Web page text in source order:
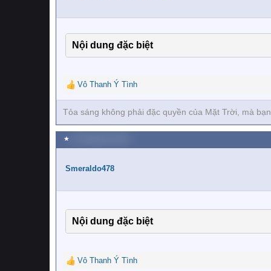
:
Nội dung đặc biệt
R
e
a
t
i
n
Vô Thanh Ý Tình
Tỏa sáng không phải đặc quyền của Mặt Trời, mà
★
Smeraldo478
Nội dung đặc biệt
R Vô Thanh Ý Tình